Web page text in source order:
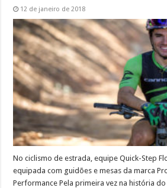
12 de janeiro de 2018
No ciclismo de estrada, equipe Quick-Step
equipada com guidões e mesas da marca
Performance Pela primeira vez na história